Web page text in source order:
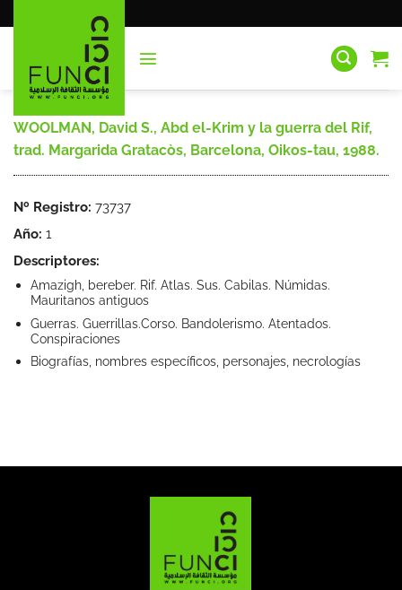
al
WOOLMAN, David S., Abd el-Krim y la guerra del Rif,
trad. Margarida Gratacòs, Barcelona, Oikos-tau, 1988.
Nº Registro: 73737
Año: 1
Descriptores:
Amazigh, bereber. Rif. Atlas. Sus. Cabilas. Númidas.
Mauritanos antiguos
Guerras. Guerrillas.Corso. Bandolerismo. Atentados.
Conspiraciones
Biografías, nombres específicos, personajes, necrologías